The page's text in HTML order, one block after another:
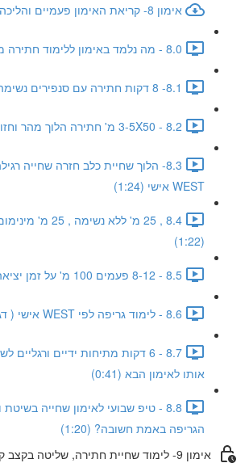
אימון 8- קריאת האימון פעמיים והליכה לבריכה עם חיוך ענק
8.0 - מה נלמד באימון ללימוד חתירה מספר 8 ? (0:43)
8.1- 8 דקות חתירה עם סנפירים נשימה כל 5 (0:33)
8.2 - 3-5X50 מ' חתירה הלוך מהר וחזור לאט (0:51)
8.3- הלוך שחיית כלב חזרה שחייה
WEST אישי (1:24)
8.4 , 25 מ' ללא
(1:22)
8.5 - 8-12 פעמים 100 מ' על זמן יציאה וקצב קבוע (1:20)
8.6 - לימוד גריפה לפי WEST אישי ( דגש מיוחד 14) (1:42)
8.7 - 6 דקות מתיחות ידיים
אותו לאימון הבא (0:41)
הגריפה באמת חשובה? (1:20)
אימון 9- לימוד שחיית חתירה, שליטה בקצב קבוע של 200 מ'